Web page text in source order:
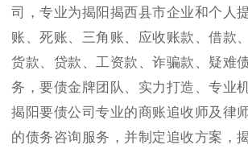
司，专业为揭阳揭西县市企业和个人
账、死账、三角账、应收账款、借款
货款、贷款、工资款、诈骗款、疑难
务，要债金牌团队、实力打造、专业
揭阳要债公司专业的商账追收师及律
的债务咨询服务，并制定追收方案，